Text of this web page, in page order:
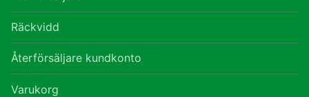
Räckvidd
Återförsäljare kundkonto
Varukorg